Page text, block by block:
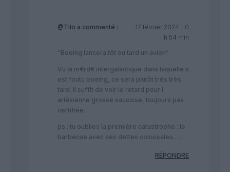
@Tilo a commenté :
17 février 2024 - 0
h 54 min
“Boeing lancera tôt ou tard un avion”
Vu la m€rd€ intergalactique dans laquelle s
est foutu boeing, ce sera plutôt très très
tard. Il suffit de voir le retard pour l
arlésienne grosse saucisse, toujours pas
certifiée.
ps : tu oublies la première catastrophe : le
barbecue avec ses dettes colossales….
RÉPONDRE